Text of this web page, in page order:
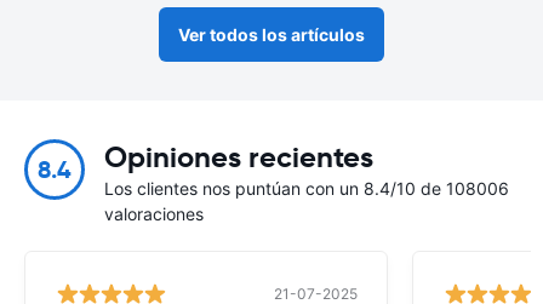
Ver todos los artículos
8.4 Opiniones recientes
Los clientes nos puntúan con un 8.4/10 de 108006
valoraciones
21-07-2025